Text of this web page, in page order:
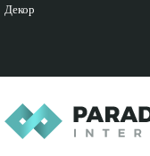
Декор